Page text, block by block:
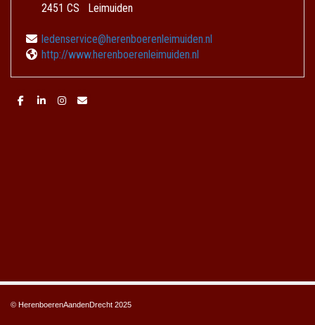
2451 CS Leimuiden
ecivresnedel@herenboerenleimuiden.nl
http://www.herenboerenleimuiden.nl
© HerenboerenAandenDrecht 2025